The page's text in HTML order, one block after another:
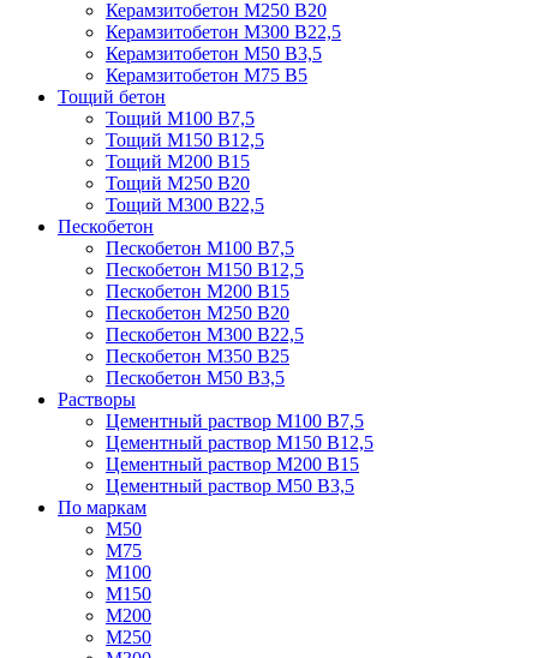
Керамзитобетон М250 В20
Керамзитобетон М300 В22,5
Керамзитобетон М50 В3,5
Керамзитобетон М75 В5
Тощий бетон
Тощий М100 В7,5
Тощий М150 В12,5
Тощий М200 В15
Тощий М250 В20
Тощий М300 В22,5
Пескобетон
Пескобетон М100 В7,5
Пескобетон М150 В12,5
Пескобетон М200 В15
Пескобетон М250 В20
Пескобетон М300 В22,5
Пескобетон М350 В25
Пескобетон М50 В3,5
Растворы
Цементный раствор М100 В7,5
Цементный раствор М150 В12,5
Цементный раствор М200 В15
Цементный раствор М50 В3,5
По маркам
М50
М75
М100
М150
М200
М250